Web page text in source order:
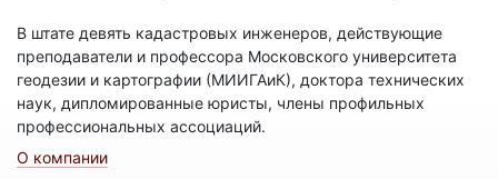
В штате девять кадастровых инженеров, действующие
преподаватели и профессора Московского университета
геодезии и картографии (МИИГАиК), доктора технических
наук, дипломированные юристы, члены профильных
профессиональных ассоциаций.
О компании